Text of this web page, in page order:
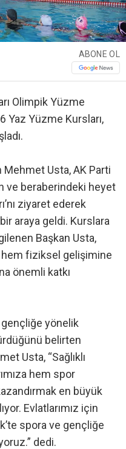
ABONE OL
Olimpik Yüzme
Yaz Yüzme Kursları,
Mehmet Usta, AK Parti
ve beraberindeki heyet
ziyaret ederek
araya geldi. Kurslara
Başkan Usta,
fiziksel gelişimine
önemli katkı
yönelik
belirten
Usta, “Sağlıklı
hem spor
en büyük
Evlatlarımız için
spora ve gençliğe
dedi.